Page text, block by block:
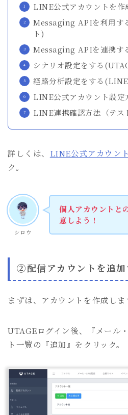
LINE公式アカウントを作
Messaging APIを利用す
ト)
Messaging APIを連携す
シナリオ設定をする
経路分析設定をする
LINE公式アカウント設定
LINE連携確認方法（テス
詳しくは、 LINE公式アカウン
ク。
シロウ
個人アカウントと
意しよう！
②配信アカウントを追加
まずは、アカウントを作成しま
UTAGEログイン後、『メール
ト一覧の『追加』をクリック。